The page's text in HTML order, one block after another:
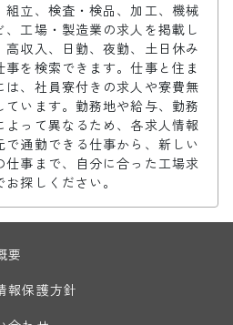
立、検査・検品、加工、機械
、工場・製造業の求人を掲載し
高収入、日勤、夜勤、土日休み
を検索できます。仕事と住ま
は、社員寮付きの求人や寮費無
います。勤務地や給与、勤務
よって異なるため、各求人情報
通勤できる仕事から、新しい
事まで、自分に合った工場求
探しください。
要
報保護方針